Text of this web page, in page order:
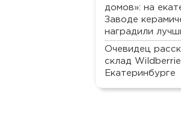
домов»: на
Заводе
наградили
Очевидец
склад
Екатеринбурге